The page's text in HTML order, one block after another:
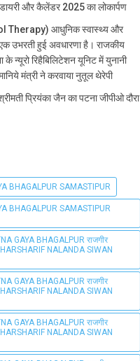
डायरी और कैलेंडर 2025 का लोकार्पण
Therapy) आधुनिक स्वास्थ्य और
उभरती हुई अवधारणा है। राजकीय
के न्यूरो रिहैबिलिटेशन यूनिट में युनानी
मंत्री ने करवाया नुतूल थेरेपी
प्रियंका जैन का पटना जीपीओ दौरा
BHAGALPUR SAMASTIPUR
BHAGALPUR SAMASTIPUR
GAYA BHAGALPUR राजगीर
NALANDA SIWAN
GAYA BHAGALPUR राजगीर
NALANDA SIWAN
GAYA BHAGALPUR राजगीर
NALANDA SIWAN